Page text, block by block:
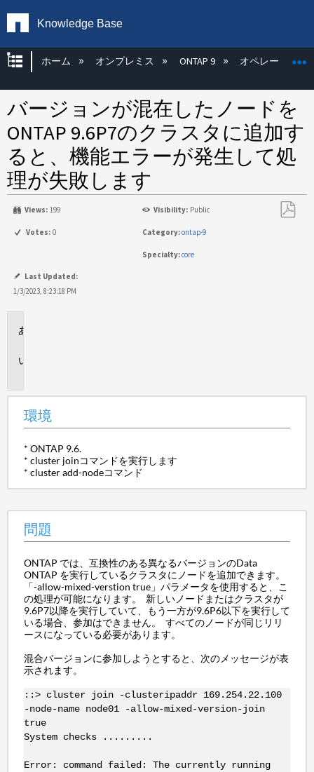
Knowledge Base
グローバル階層を展開/折りたたむ
ホーム オンプレミス ONTAP 9 オペレーティン
バージョンが混在したノードを
ONTAP 9.6P7のクラスタに追加す
ると、機能エラーが発生して処
理が失敗します
Views: 199 Visibility: Public
Votes: 0 Category:ontap-9
Specialty:core
Last Updated:
1/3/2023, 8:23:18 PM
環境
* ONTAP 9.6.
* cluster joinコマンドを実行します
* cluster add-nodeコマンド
問題
ONTAP では、互換性のある異なるバージョンのData
ONTAP を実行しているクラスタにノードを追加できます。
「-allow-mixed-verstion true」パラメータを使用すると、こ
の処理が可能になります。 新しいノードまたはクラスタが
9.6P7以降を実行していて、もう一方が9.6P6以下を実行して
いる場合、参加はできません。 すべてのノードが同じリリ
ースになっている必要があります。
混合バージョンに参加しようとすると、次のメッセージが表
示されます。
::> cluster join -clusteripaddr 169.254.22.100
-node-name node01 -allow-mixed-version-join
true
System checks .........
Error: command failed: The currently running